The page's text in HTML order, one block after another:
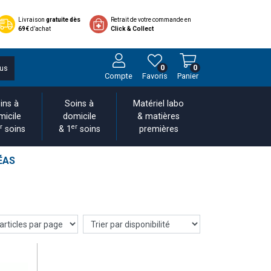
Livraisongratuite dès
69€d’achat
Retrait de votre commande en
Click & Collect
Compte Favoris
0
Panier
0
à
soins
Soins à
domicile
& 1 ersoins
Matériel labo
& matières
premières